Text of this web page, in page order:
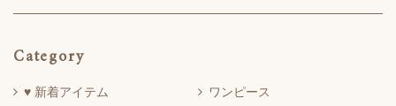
Category
♥ 新着アイテム
ワンピース